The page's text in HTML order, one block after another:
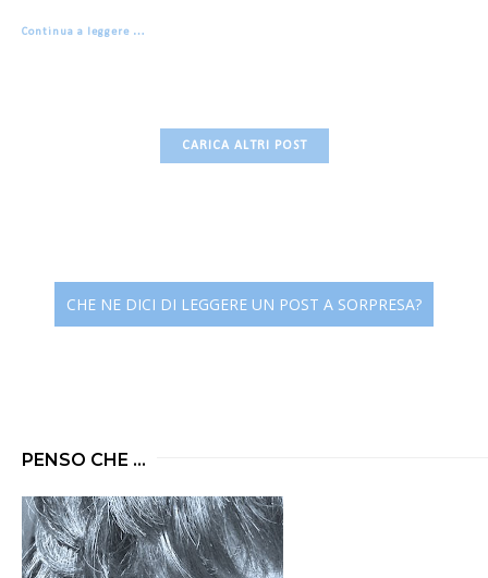
Continua a leggere …
CARICA ALTRI POST
CHE NE DICI DI LEGGERE UN POST A SORPRESA?
PENSO CHE ...